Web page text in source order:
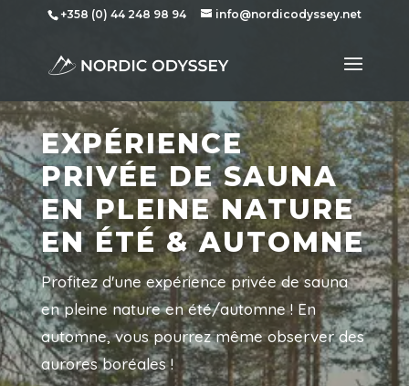
+358 (0) 44 248 98 94 info@nordicodyssey.net
EXPÉRIENCE
PRIVÉE DE SAUNA
EN PLEINE NATURE
EN ÉTÉ & AUTOMNE
Profitez d'une expérience privée de sauna
en pleine nature en été/automne ! En
automne, vous pourrez même observer des
aurores boréales !